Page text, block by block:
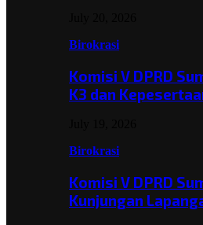
Birokrasi
Komisi V DPRD
K3 dan
Birokrasi
Komisi V DPRD
Kunjungan